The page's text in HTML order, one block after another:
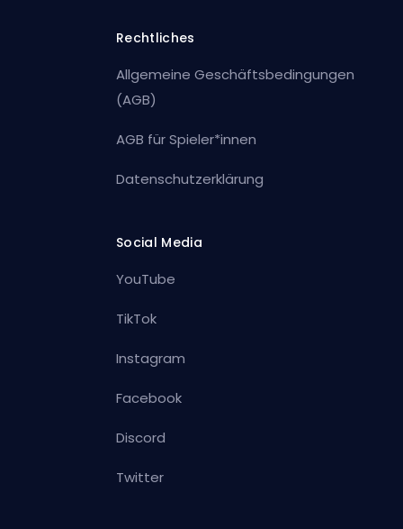
Rechtliches
Allgemeine Geschäftsbedingungen
(AGB)
AGB für Spieler*innen
Datenschutzerklärung
Social Media
YouTube
TikTok
Instagram
Facebook
Discord
Twitter